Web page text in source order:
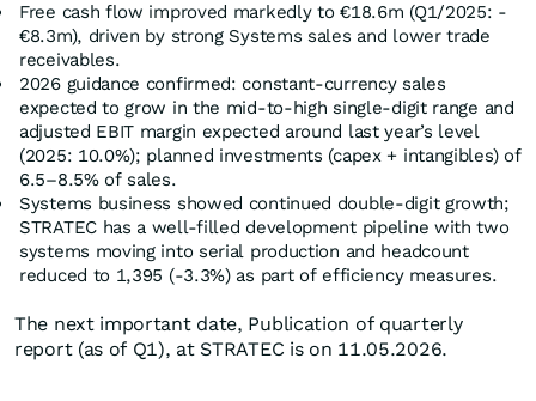
Free cash flow improved markedly to €18.6m (Q1/2025: -
€8.3m), driven by strong Systems sales and lower trade
receivables.
2026 guidance confirmed: constant-currency sales
expected to grow in the mid-to-high single-digit range and
adjusted EBIT margin expected around last year’s level
(2025: 10.0%); planned investments (capex + intangibles) of
6.5–8.5% of sales.
Systems business showed continued double-digit growth;
STRATEC has a well‑filled development pipeline with two
systems moving into serial production and headcount
reduced to 1,395 (‑3.3%) as part of efficiency measures.
The next important date, Publication of quarterly
report (as of Q1), at STRATEC is on 11.05.2026.